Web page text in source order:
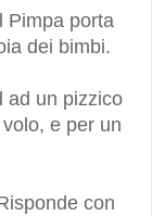
Pimpa porta
dei bimbi.
ad un pizzico
e per un
con